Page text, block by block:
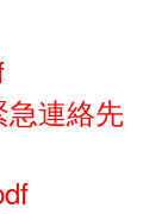
連絡先